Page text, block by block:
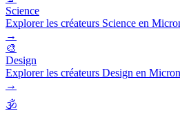
Science
Explorer les créateurs Science en
→
🎨
Design
Explorer les créateurs Design en
→
🕉️